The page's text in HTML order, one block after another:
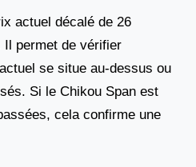
actuel décalé de 26
Il permet de vérifier
se situe au-dessus ou
Si le Chikou Span est
cela confirme une